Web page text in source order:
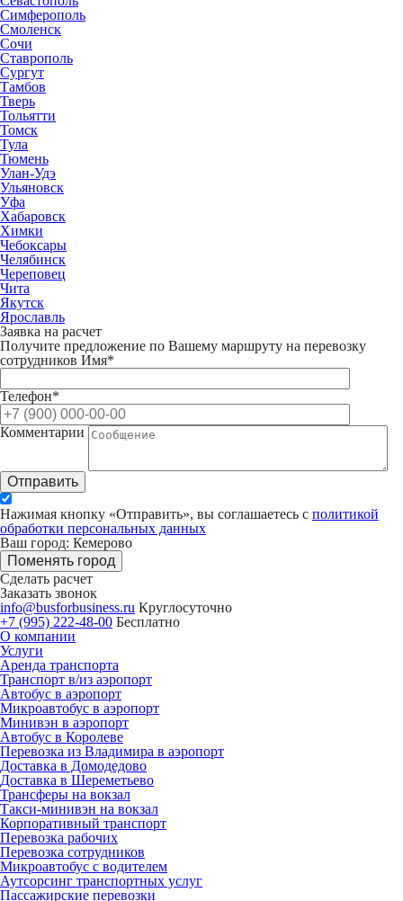
Симферополь
Смоленск
Сочи
Ставрополь
Сургут
Тамбов
Тверь
Тольятти
Томск
Тула
Тюмень
Улан-Удэ
Ульяновск
Уфа
Хабаровск
Химки
Чебоксары
Челябинск
Череповец
Чита
Якутск
Ярославль
Заявка на расчет
Получите предложение по Вашему маршруту на перевозку
сотрудников Имя*
Телефон*
Комментарии
Отправить
Нажимая кнопку «Отправить», вы соглашаетесь с политикой
обработки персональных данных
Ваш город: Кемерово
Поменять город
Сделать расчет
Заказать звонок
info@busforbusiness.ru Круглосуточно
+7 (995) 222-48-00 Бесплатно
О компании
Услуги
Аренда транспорта
Транспорт в/из аэропорт
Автобус в аэропорт
Микроавтобус в аэропорт
Минивэн в аэропорт
Автобус в Королеве
Перевозка из Владимира в аэропорт
Доставка в Домодедово
Доставка в Шереметьево
Трансферы на вокзал
Такси-минивэн на вокзал
Корпоративный транспорт
Перевозка рабочих
Перевозка сотрудников
Микроавтобус с водителем
Аутсорсинг транспортных услуг
Пассажирские перевозки